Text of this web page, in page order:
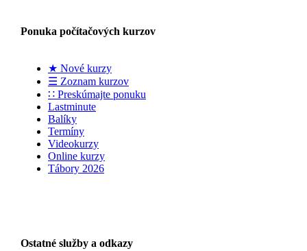
Ponuka počítačových kurzov
★ Nové kurzy
☰ Zoznam kurzov
∷ Preskúmajte ponuku
Lastminute
Balíky
Termíny
Videokurzy
Online kurzy
Tábory 2026
Ostatné služby a odkazy